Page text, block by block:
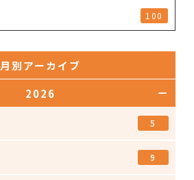
100
月別アーカイブ
2026
5
9